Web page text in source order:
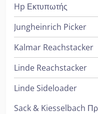
Hp Εκτυπωτής
Jungheinrich Picker
Kalmar Reachstacker
Linde Reachstacker
Linde Sideloader
Sack & Kiesselbach